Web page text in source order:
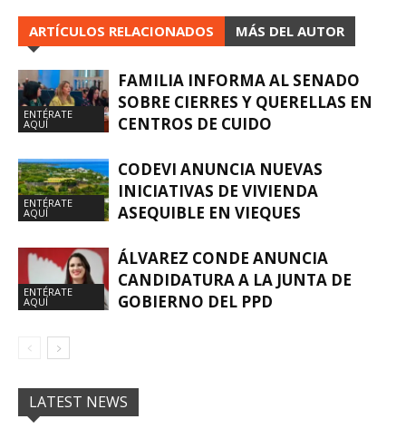
ARTÍCULOS RELACIONADOS MÁS DEL AUTOR
ENTÉRATE
AQUÍ
FAMILIA INFORMA AL SENADO
SOBRE CIERRES Y QUERELLAS EN
CENTROS DE CUIDO
ENTÉRATE
AQUÍ
CODEVI ANUNCIA NUEVAS
INICIATIVAS DE VIVIENDA
ASEQUIBLE EN VIEQUES
ENTÉRATE
AQUÍ
ÁLVAREZ CONDE ANUNCIA
CANDIDATURA A LA JUNTA DE
GOBIERNO DEL PPD
LATEST NEWS